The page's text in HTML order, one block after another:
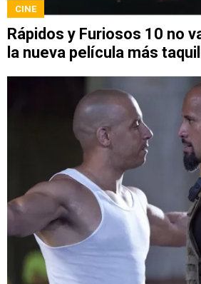
CINE
Rápidos y Furiosos 10 no
la nueva película más